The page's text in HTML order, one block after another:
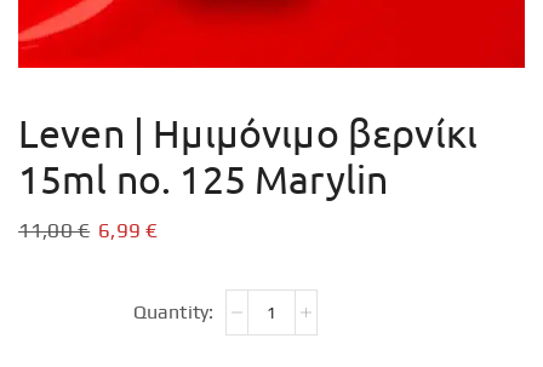
Leven | Ημιμόνιμο βερνίκι
15ml no. 125 Marylin
11,00€ 6,99€